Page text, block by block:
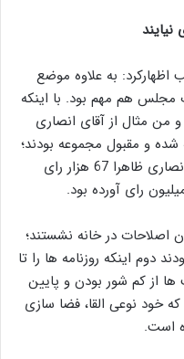
اظهارکرد: به علاوه موضع
مجلس هم مهم بود. با اینکه
من مثال از آقای انصاری
شده و مقبول مجموعه بودند؛
اما می بینم رای کمی می آورند. آقای انصاری ظاهرا 67 هزار رای
رای آورده بود.
اصلاحات در خانه نشستند؛
دوم اینکه روزنامه ها را تا
از کم شور بودن و پایین
خود نوعی القا، فضا سازی
است.